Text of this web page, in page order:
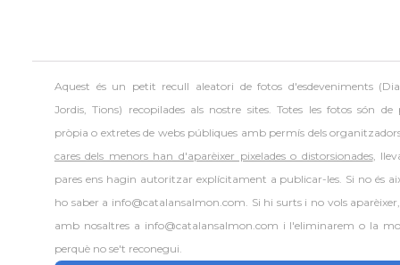
Aquest és un petit recull aleatori defotos d'esdeveniments
Jordis, Tions) recopilades als nostre sites. Totes les fotos són de
pròpia o extretes de webs públiques amb permís dels
cares dels menors han d'aparèixer pixelades o distorsionades,
pares ens hagin autoritzar explícitament a publicar-les. Si no és
ho saber a info@catalansalmon.com. Si hi surts i no vols
amb nosaltres a info@catalansalmon.com i l'eliminarem o la
perquè no se't reconegui.